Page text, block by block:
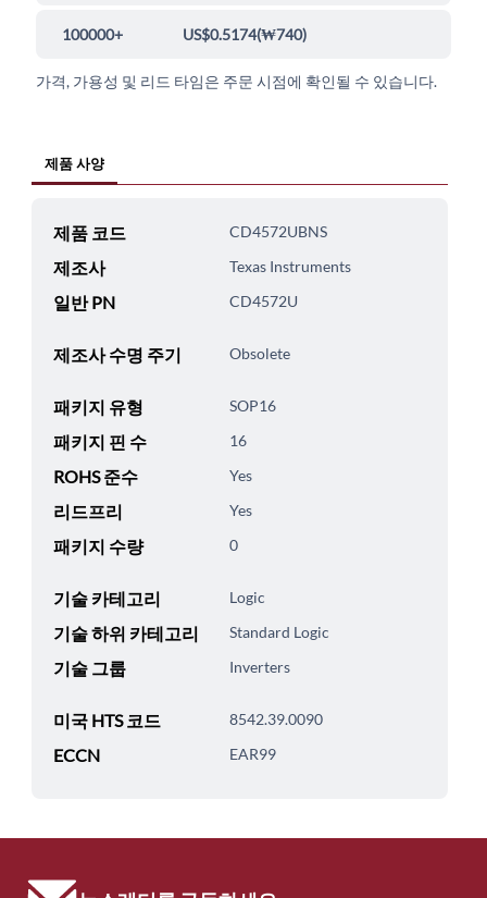
100000+ US$0.5174(₩740)
가격, 가용성 및 리드 타임은 주문 시점에 확인될 수 있습니다.
제품 사양
제품 코드 CD4572UBNS
제조사 Texas Instruments
일반 PN CD4572U
제조사 수명 주기 Obsolete
패키지 유형 SOP16
패키지 핀 수 16
ROHS 준수 Yes
리드프리 Yes
패키지 수량 0
기술 카테고리 Logic
기술 하위 카테고리 Standard Logic
기술 그룹 Inverters
미국 HTS 코드 8542.39.0090
ECCN EAR99